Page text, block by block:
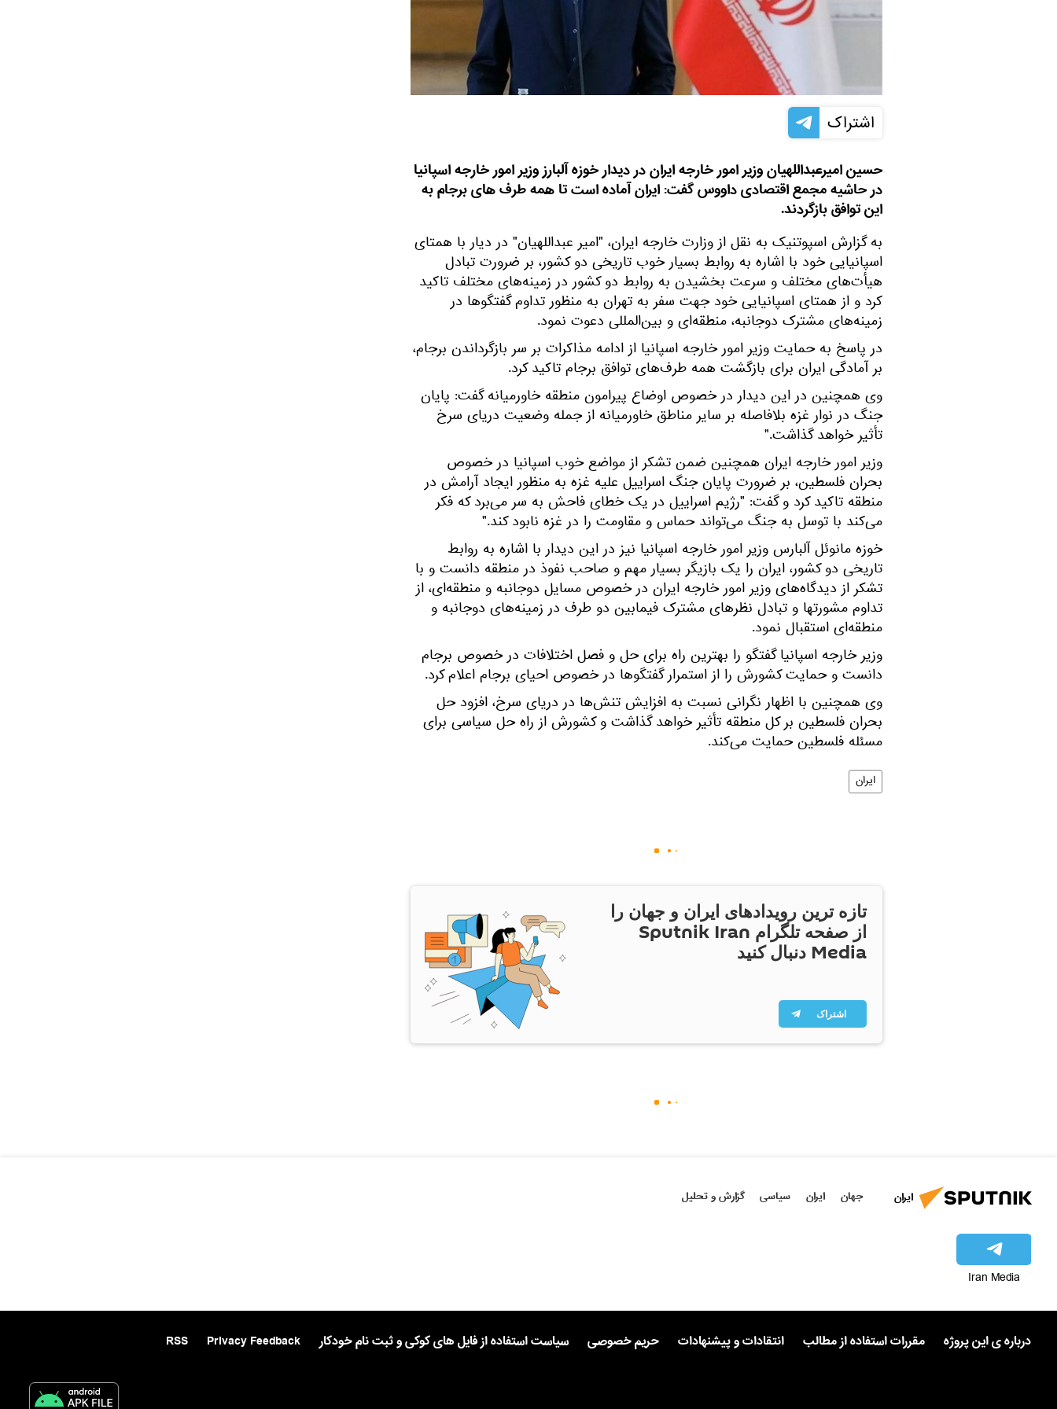
اشتراک
حسین امیرعبداللهیان وزیر امور خارجه ایران در دیدار خوزه آلبارز وزیر امور خارجه اسپانیا
در حاشیه مجمع اقتصادی داووس گفت: ایران آماده است تا همه طرف های برجام به
این توافق بازگردند.
به گزارش اسپوتنیک به نقل از وزارت خارجه ایران، "امیر عبداللهیان" در دیار با همتای
اسپانیایی خود با اشاره به روابط بسیار خوب تاریخی دو کشور، بر ضرورت تبادل
هیأت‌های مختلف و سرعت بخشیدن به روابط دو کشور در زمینه‌های مختلف تاکید
کرد و از همتای اسپانیایی خود جهت سفر به تهران به منظور تداوم گفتگوها در
زمینه‌های مشترک دوجانبه، منطقه‌ای و بین‌المللی دعوت نمود.
در پاسخ به حمایت وزیر امور خارجه اسپانیا از ادامه مذاکرات بر سر بازگرداندن برجام،
بر آمادگی ایران برای بازگشت همه طرف‌های توافق برجام تاکید کرد.
وی همچنین در این دیدار در خصوص اوضاع پیرامون منطقه خاورمیانه گفت: پایان
جنگ در نوار غزه بلافاصله بر سایر مناطق خاورمیانه از جمله وضعیت دریای سرخ
تأثیر خواهد گذاشت."
وزیر امور خارجه ایران همچنین ضمن تشکر از مواضع خوب اسپانیا در خصوص
بحران فلسطین، بر ضرورت پایان جنگ اسراییل علیه غزه به منظور ایجاد آرامش در
منطقه تاکید کرد و گفت: "رژیم اسراییل در یک خطای فاحش به سر می‌برد که فکر
می‌کند با توسل به جنگ می‌تواند حماس و مقاومت را در غزه نابود کند."
خوزه مانوئل آلبارس وزیر امور خارجه اسپانیا نیز در این دیدار با اشاره به روابط
تاریخی دو کشور، ایران را یک بازیگر بسیار مهم و صاحب نفوذ در منطقه دانست و با
تشکر از دیدگاه‌های وزیر امور خارجه ایران در خصوص مسایل دوجانبه و منطقه‌ای، از
تداوم مشورتها و تبادل نظرهای مشترک فیمابین دو طرف در زمینه‌های دوجانبه و
منطقه‌ای استقبال نمود.
وزیر خارجه اسپانیا گفتگو را بهترین راه برای حل و فصل اختلافات در خصوص برجام
دانست و حمایت کشورش را از استمرار گفتگوها در خصوص احیای برجام اعلام کرد.
وی همچنین با اظهار نگرانی نسبت به افزایش تنش‌ها در دریای سرخ، افزود حل
بحران فلسطین بر کل منطقه تأثیر خواهد گذاشت و کشورش از راه حل سیاسی برای
مسئله فلسطین حمایت می‌کند.
ایران
تازه ترین رویدادهای ایران و جهان را
از صفحه تلگرام Sputnik Iran
Media دنبال کنید
اشتراک
ایران جهان ایران سیاسی گزارش و تحلیل
Iran Media
درباره ی این پروژه مقررات استفاده از مطالب انتقادات و پیشنهادات حریم خصوصی سیاست استفاده از فایل های کوکی و ثبت نام خودکار Privacy Feedback
RSS